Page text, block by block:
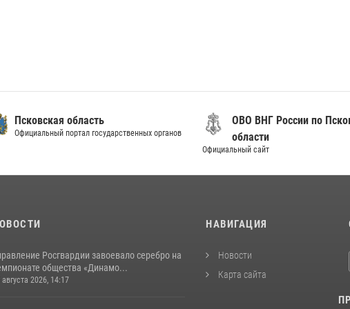
Псковская область
Официальный портал государственных органов
ОВО ВНГ России по
области
Официальный сайт
Росгвардии завоевало серебро на
общества «Динамо...
августа 2026, 14:17
НАВИГАЦИЯ
Новости
Карта сайта